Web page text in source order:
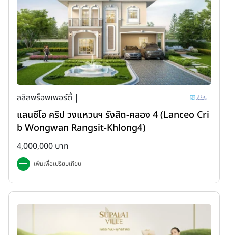
ลลิลพร็อพเพอร์ตี้ |
แลนซีโอ คริป วงแหวนฯ รังสิต-คลอง 4 (Lanceo Cri
b Wongwan Rangsit-Khlong4)
4,000,000 บาท
เพิ่มเพื่อเปรียบเทียบ